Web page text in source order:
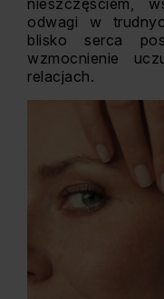
nieszczęściem,
odwagi w
blisko serca
wzmocnienie
relacjach.